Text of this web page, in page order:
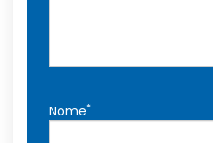
Nome*